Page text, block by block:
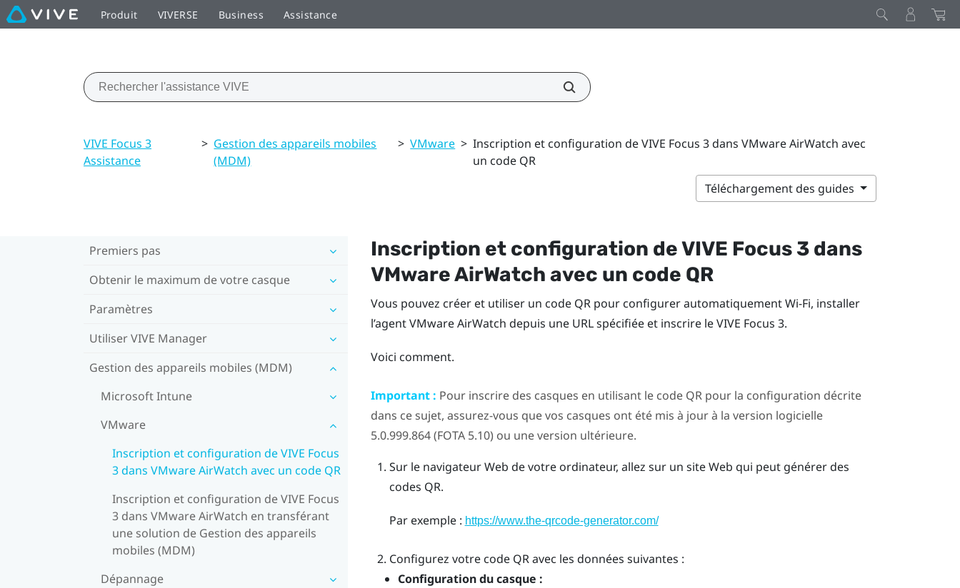
Produit VIVERSE Business Assistance
VIVE Focus 3
Assistance
> Gestion des appareils mobiles
(MDM)
> VMware > Inscription et configuration de VIVE Focus 3 dans VMware AirWatch avec
un code QR
Téléchargement des guides
Premiers pas
Obtenir le maximum de votre casque
Paramètres
Utiliser VIVE Manager
Gestion des appareils mobiles (MDM)
Microsoft Intune
VMware
Inscription et configuration de VIVE Focus
3 dans VMware AirWatch avec un code QR
Inscription et configuration de VIVE Focus
3 dans VMware AirWatch en transférant
une solution de Gestion des appareils
mobiles (MDM)
Dépannage
Inscription et configuration deVIVE Focus 3dans
VMware AirWatch avec un code QR
Vous pouvez créer et utiliser un code QR pour configurer automatiquementWi-Fi, installer
l’agentVMware AirWatch depuis une URL spécifiée et inscrire leVIVE Focus 3.
Voici comment.
Important : Pour inscrire des casques en utilisant le code QR pour la configuration décrite
dans ce sujet, assurez-vous que vos casques ont été mis à jour à la version logicielle
5.0.999.864 (FOTA 5.10) ou une version ultérieure.
Sur le navigateur Web de votre ordinateur, allez sur un site Web qui peut générer des
codes QR.
Par exemple : https://www.the-qrcode-generator.com/
Configurez votre code QR avec les données suivantes :
Configuration du casque :